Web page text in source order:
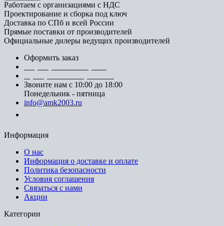
Работаем с организациями с НДС
Проектирование и сборка под ключ
Доставка по СПб и всей России
Прямые поставки от производителей
Официальные дилеры ведущих производителей
Оформить заказ
Звоните нам с 10:00 до 18:00
Понедельник - пятница
info@amk2003.ru
Информация
О нас
Информация о доставке и оплате
Политика безопасности
Условия соглашения
Связаться с нами
Акции
Категории